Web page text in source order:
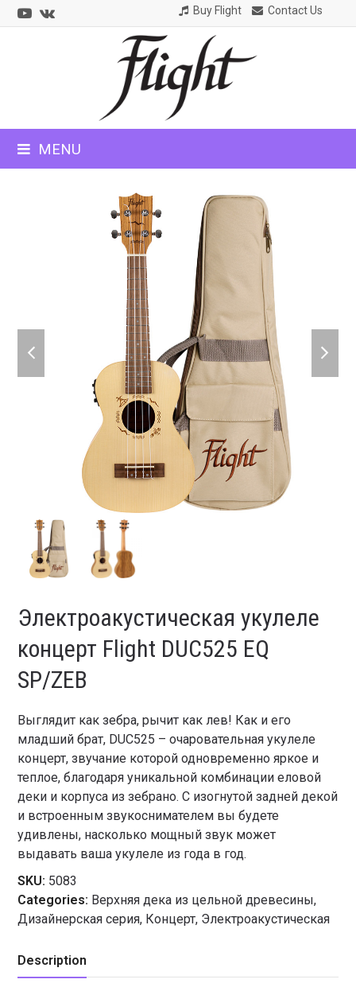
Youtube
VK Buy Flight Contact Us
MENU
slide
slide
Электроакустическая укулеле
концерт Flight DUC525 EQ
SP/ZEB
Выглядит как зебра, рычит как лев! Как и его
младший брат, DUC525 – очаровательная укулеле
концерт, звучание которой одновременно яркое и
теплое, благодаря уникальной комбинации еловой
деки и корпуса из зебрано. С изогнутой задней декой
и встроенным звукоснимателем вы будете
удивлены, насколько мощный звук может
выдавать ваша укулеле из года в год.
SKU: 5083
Categories: Верхняя дека из цельной древесины,
Дизайнерская серия, Концерт, Электроакустическая
Description